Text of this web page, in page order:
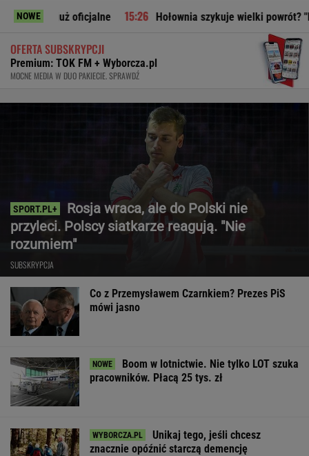
NOWE
oficjalne Hołownia szykuje wielki powrót? "Planują
OFERTA SUBSKRYPCJI
Premium: TOK FM + Wyborcza.pl
MOCNE MEDIA W DUO PAKIECIE. SPRAWDŹ
Rosja wraca, ale do Polski nie
przyleci. Polscy siatkarze reagują. "Nie
rozumiem"
SUBSKRYPCJA
Co z Przemysławem Czarnkiem? Prezes PiS
mówi jasno
Boom w lotnictwie. Nie tylko LOT szuka
pracowników. Płacą 25 tys. zł
Unikaj tego, jeśli chcesz
znacznie opóźnić starczą demencję